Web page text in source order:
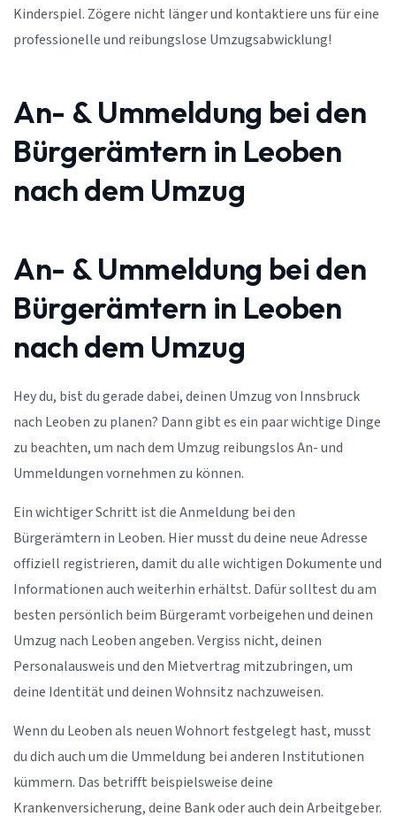
Kinderspiel. Zögere nicht länger und kontaktiere uns für eine
professionelle und reibungslose Umzugsabwicklung!
An- & Ummeldung bei den
Bürgerämtern in Leoben
nach dem Umzug
An- & Ummeldung bei den
Bürgerämtern in Leoben
nach dem Umzug
Hey du, bist du gerade dabei, deinen Umzug von Innsbruck
nach Leoben zu planen? Dann gibt es ein paar wichtige Dinge
zu beachten, um nach dem Umzug reibungslos An- und
Ummeldungen vornehmen zu können.
Ein wichtiger Schritt ist die Anmeldung bei den
Bürgerämtern in Leoben. Hier musst du deine neue Adresse
offiziell registrieren, damit du alle wichtigen Dokumente und
Informationen auch weiterhin erhältst. Dafür solltest du am
besten persönlich beim Bürgeramt vorbeigehen und deinen
Umzug nach Leoben angeben. Vergiss nicht, deinen
Personalausweis und den Mietvertrag mitzubringen, um
deine Identität und deinen Wohnsitz nachzuweisen.
Wenn du Leoben als neuen Wohnort festgelegt hast, musst
du dich auch um die Ummeldung bei anderen Institutionen
kümmern. Das betrifft beispielsweise deine
Krankenversicherung, deine Bank oder auch dein Arbeitgeber.